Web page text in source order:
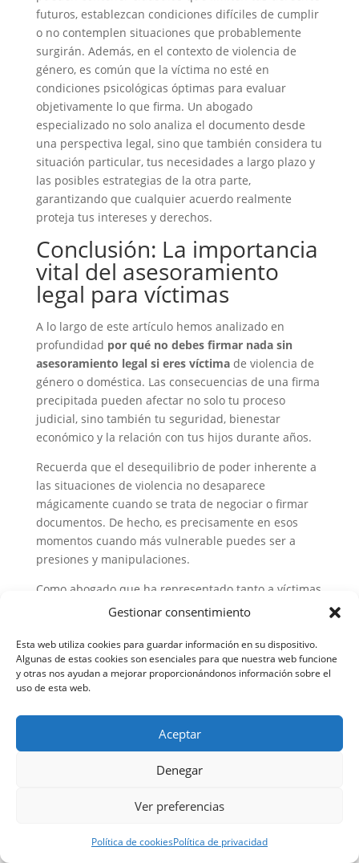
Gestionar consentimiento
Esta web utiliza cookies para guardar información en su dispositivo.
Algunas de estas cookies son esenciales para que nuestra web funcione
y otras nos ayudan a mejorar proporcionándonos información sobre el
uso de esta web.
Aceptar
Denegar
Ver preferencias
Política de cookiesPolítica de privacidad
futuros, establezcan condiciones difíciles de cumplir
o no contemplen situaciones que probablemente
surgirán. Además, en el contexto de violencia de
género, es común que la víctima no esté en
condiciones psicológicas óptimas para evaluar
objetivamente lo que firma. Un abogado
especializado no solo analiza el documento desde
una perspectiva legal, sino que también considera tu
situación particular, tus necesidades a largo plazo y
las posibles estrategias de la otra parte,
garantizando que cualquier acuerdo realmente
proteja tus intereses y derechos.
Conclusión: La importancia
vital del asesoramiento
legal para víctimas
A lo largo de este artículo hemos analizado en
profundidad por qué no debes firmar nada sin
asesoramiento legal si eres víctimade violencia de
género o doméstica. Las consecuencias de una firma
precipitada pueden afectar no solo tu proceso
judicial, sino también tu seguridad, bienestar
económico y la relación con tus hijos durante años.
Recuerda que el desequilibrio de poder inherente a
las situaciones de violencia no desaparece
mágicamente cuando se trata de negociar o firmar
documentos. De hecho, es precisamente en esos
momentos cuando más vulnerable puedes ser a
presiones y manipulaciones.
Como abogado que ha representado tanto a víctimas
como a personas acusadas, puedo asegurarte que
la diferencia entre un proceso que te protege y te
permite reconstruir tu vida, y uno que perpetúa tu
vulnerabilidad o te expone a nuevas formas de
No estás sola en este proceso. Existen profesionales
preparados para acompañarte, explicarte tus
derechos y garantizar que cualquier documento que
seres queridos. Tu caso puede abordarse con el